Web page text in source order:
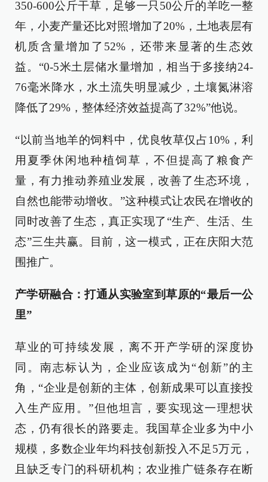
350-600公斤干草，足够一只50公斤的羊吃一整
年，小麦产量还比对照增加了20%，土地表层有
机质含量增加了52%，还带来显著的生态效
益。“0-5米土层储水量增加，相当于多接纳24-
76毫米降水，水土流失明显减少，土壤氮淋溶
降低了29%，整体经济效益提高了32%”他说。
“以前当地羊的饲料中，优良牧草仅占10%，利
用夏季休闲地种植饲草，不但提高了粮食产
量，有力推动养殖业发展，改善了生态环境，
自然也能带动增收。”这种模式让农民在增收的
同时改善了生态，真正实现了“生产、生活、生
态”三生共赢。目前，这一模式，正在庆阳大范
围推广。
产学研融合：打通从实验室到草原的“最后一公
里”
草业的可持续发展，离不开产学研的深度协
同。南志标认为，企业应该成为“创新”的主
角，“企业是创新的主体，创新成果可以直接投
入生产应用。”但他坦言，要实现这一理想状
态，仍有很长的路要走。我国草企业多为中小
规模，多数企业年均科技创新投入不足5万元，
且缺乏专门的科研机构；农业推广链条存在断